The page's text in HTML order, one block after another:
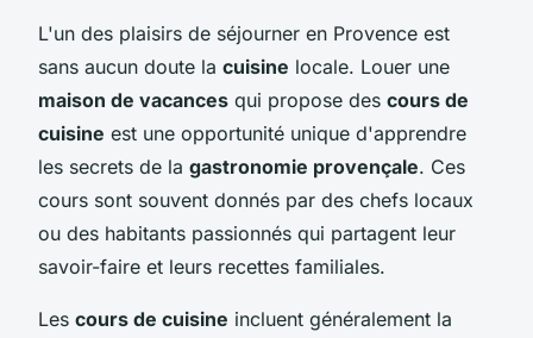
L'un des plaisirs de séjourner en Provence est
sans aucun doute la cuisine locale. Louer une
maison de vacances qui propose des cours de
cuisine est une opportunité unique d'apprendre
les secrets de la gastronomie provençale. Ces
cours sont souvent donnés par des chefs locaux
ou des habitants passionnés qui partagent leur
savoir-faire et leurs recettes familiales.
Les cours de cuisine incluent généralement la